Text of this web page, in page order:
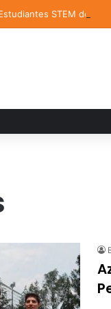
STEM de la